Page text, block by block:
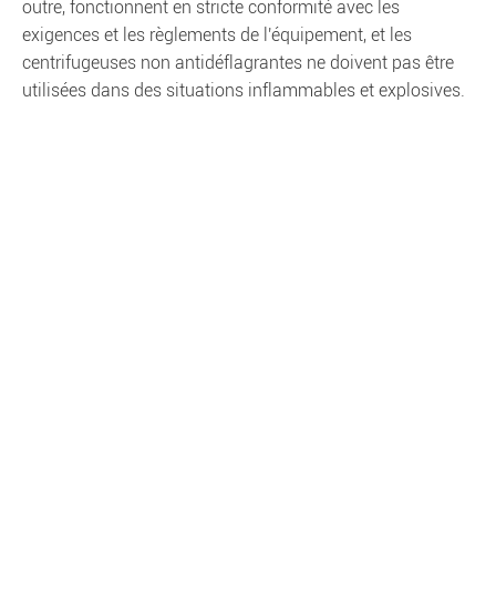
outre, fonctionnent en stricte conformité avec les
exigences et les règlements de l'équipement, et les
centrifugeuses non antidéflagrantes ne doivent pas être
utilisées dans des situations inflammables et explosives.